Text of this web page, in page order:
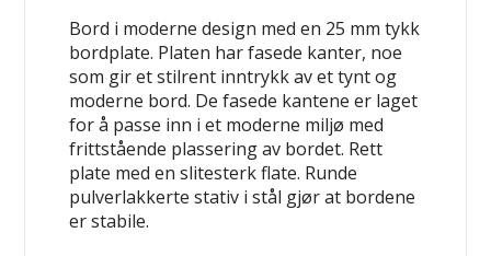
Bord i moderne design med en 25 mm tykk
bordplate. Platen har fasede kanter, noe
som gir et stilrent inntrykk av et tynt og
moderne bord. De fasede kantene er laget
for å passe inn i et moderne miljø med
frittstående plassering av bordet. Rett
plate med en slitesterk flate. Runde
pulverlakkerte stativ i stål gjør at bordene
er stabile.